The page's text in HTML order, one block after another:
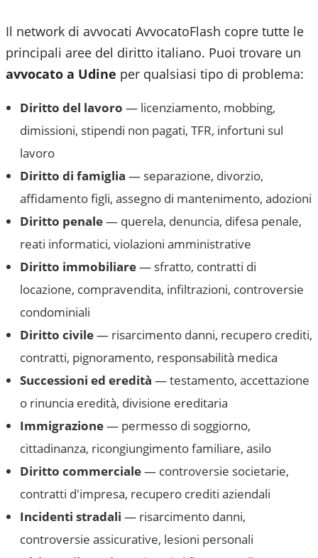
Il network di avvocati AvvocatoFlash copre tutte le
principali aree del diritto italiano. Puoi trovare un
avvocato a Udine per qualsiasi tipo di problema:
Diritto del lavoro — licenziamento, mobbing,
dimissioni, stipendi non pagati, TFR, infortuni sul
lavoro
Diritto di famiglia — separazione, divorzio,
affidamento figli, assegno di mantenimento, adozioni
Diritto penale— querela, denuncia, difesa penale,
reati informatici, violazioni amministrative
Diritto immobiliare— sfratto, contratti di
locazione, compravendita, infiltrazioni, controversie
condominiali
Diritto civile— risarcimento danni, recupero crediti,
contratti, pignoramento, responsabilità medica
Successioni ed eredità — testamento, accettazione
o rinuncia eredità, divisione ereditaria
Immigrazione— permesso di soggiorno,
cittadinanza, ricongiungimento familiare, asilo
Diritto commerciale— controversie societarie,
contratti d'impresa, recupero crediti aziendali
Incidenti stradali — risarcimento danni,
controversie assicurative, lesioni personali